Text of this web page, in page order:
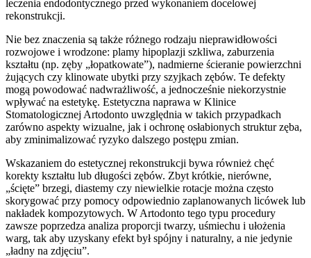
leczenia endodontycznego przed wykonaniem docelowej
rekonstrukcji.
Nie bez znaczenia są także różnego rodzaju nieprawidłowości
rozwojowe i wrodzone: plamy hipoplazji szkliwa, zaburzenia
kształtu (np. zęby „łopatkowate”), nadmierne ścieranie powierzchni
żujących czy klinowate ubytki przy szyjkach zębów. Te defekty
mogą powodować nadwrażliwość, a jednocześnie niekorzystnie
wpływać na estetykę. Estetyczna naprawa w Klinice
Stomatologicznej Artodonto uwzględnia w takich przypadkach
zarówno aspekty wizualne, jak i ochronę osłabionych struktur zęba,
aby zminimalizować ryzyko dalszego postępu zmian.
Wskazaniem do estetycznej rekonstrukcji bywa również chęć
korekty kształtu lub długości zębów. Zbyt krótkie, nierówne,
„ścięte” brzegi, diastemy czy niewielkie rotacje można często
skorygować przy pomocy odpowiednio zaplanowanych licówek lub
nakładek kompozytowych. W Artodonto tego typu procedury
zawsze poprzedza analiza proporcji twarzy, uśmiechu i ułożenia
warg, tak aby uzyskany efekt był spójny i naturalny, a nie jedynie
„ładny na zdjęciu”.